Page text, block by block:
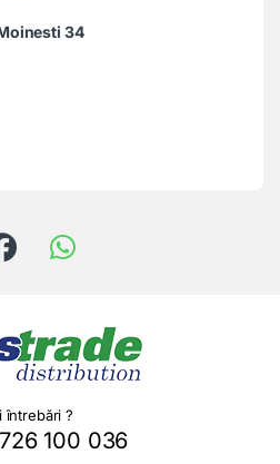
34
întrebări ?
100 036